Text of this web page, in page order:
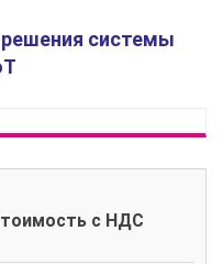
системы
с НДС